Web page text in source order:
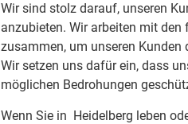
Wir sind stolz darauf, unseren
anzubieten. Wir arbeiten mit
zusammen, um unseren
Wir setzen uns dafür ein, dass
möglichen Bedrohungen
Wenn Sie in Heidelberg leben